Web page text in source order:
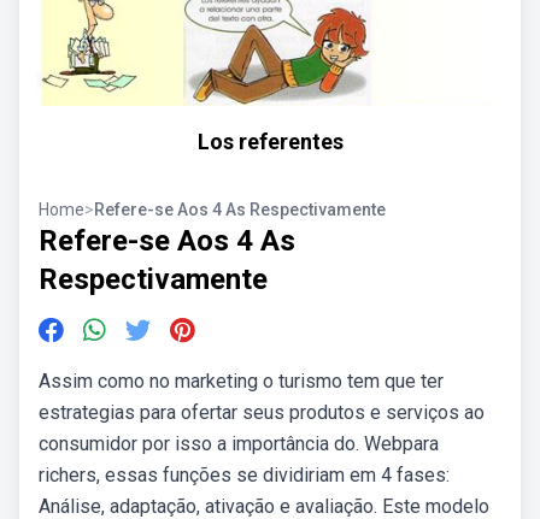
Los referentes
Home>Refere-se Aos 4 As Respectivamente
Refere-se Aos 4 As
Respectivamente
Assim como no marketing o turismo tem que ter
estrategias para ofertar seus produtos e serviços ao
consumidor por isso a importância do. Webpara
richers, essas funções se dividiriam em 4 fases:
Análise, adaptação, ativação e avaliação. Este modelo